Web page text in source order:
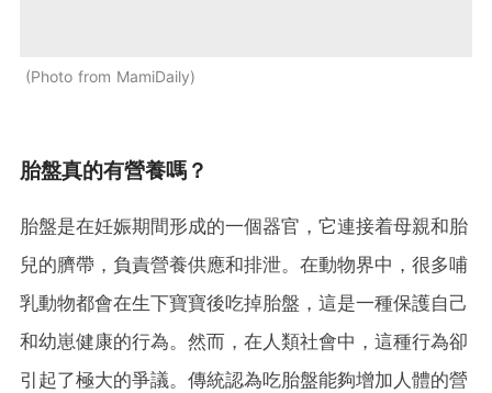
Photo from MamiDaily
胎盤真的有營養嗎？
胎盤是在妊娠期間形成的一個器官 ， 它連接着母親和胎
兒的臍帶 ， 負責營養供應和排泄。 在動物界中，很多哺
乳動物都會在生下寶寶後吃掉胎盤，這是一種保護自己
和幼崽健康的行為。然而，在人類社會中，這種行為卻
引起了極大的爭議。傳統認為吃胎盤能夠增加人體的營